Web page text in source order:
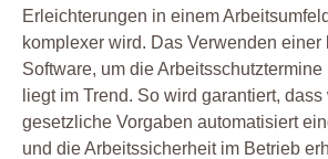
Erleichterungen in einem
komplexer wird. Das Verwenden
Software, um die
liegt im Trend. So wird garantiert,
gesetzliche Vorgaben automatisiert
und die Arbeitssicherheit im Betrieb